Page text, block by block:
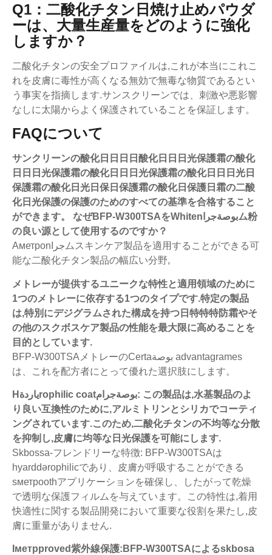
Q1：二酸化チタン日焼け止めパウダ
ーは、大量生産量をどのように強化
しますか？
二酸化チタンの安全プロファイルは,これが本当にこれこ
れを皮膚に毒性が高くなる無効で無毒な物質であるとい
う事実を指摘します.サンスクリーンでは、刺激や悪影響
なしに太陽からよく保護されていることを保証します。
FAQについて
サンクリーンの酸化日日日日酸化日日日光保護霜の酸化
日日日光保護霜の酸化日日日光保護霜の酸化日日日光日
保護霜の酸化日光日保日保護霜の酸化日保護日霜の二酸
化日光保護の保護のためのすべての基準を合格すること
ができます。
なぜBFP-W300TSAをWhitenبوصةجراム粉
の良い源として使用するのですか？
Aметрonجراムスキンケア製品を適用することができる可
能な二酸化チタン製品の幅広い分野,
メトレーが提供するユニークな特性と適用領域のために
1つのメトレーに依存する1つのタイプです.特定の製品
は,特別にデジグラムされた構成を持つ日特特特防霜やそ
の他のスクボスケア製品の性能を最大限に高めることを
目的としています.
BFP-W300TSAメトレーのCertaبوصة advantagrames
は、これを配方者にとって優れた選択肢にします。
Hياردةrophilic coatبوصةجرام: この製品は,水基製品のよ
り良い互換性のために,アルミトリンとシリカでコーティ
ングされています.このため,二酸化チタンの不均等な分散
を抑制し,皮膚に均等な日光保護を可能にします.
Skbossa-フレンドリーな特徴: BFP-W300TSAは
hyarddərophilicであり、皮膚が呼吸することができる
sметрoothアプリケーションを確保し、したがって乾燥
で透明な保護フィルムを与えています。この特性は,着用
快適性に関する製品開発において重要な役割を果たし,皮
膚に重量がありません.
Iметрproved紫外線保護:BFP-W300TSAによるskbosa